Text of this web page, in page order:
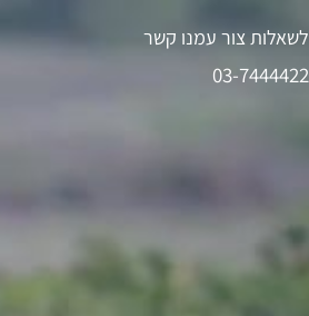
לשאלות צור עמנו קשר
03-7444422